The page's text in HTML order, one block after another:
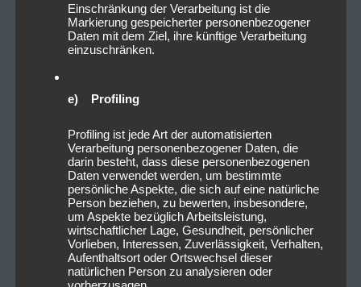
Einschränkung der Verarbeitung ist die
Markierung gespeicherter personenbezogener
Daten mit dem Ziel, ihre künftige Verarbeitung
einzuschränken.
e) Profiling
Profiling ist jede Art der automatisierten
Verarbeitung personenbezogener Daten, die
darin besteht, dass diese personenbezogenen
Daten verwendet werden, um bestimmte
persönliche Aspekte, die sich auf eine natürliche
Person beziehen, zu bewerten, insbesondere,
um Aspekte bezüglich Arbeitsleistung,
wirtschaftlicher Lage, Gesundheit, persönlicher
Vorlieben, Interessen, Zuverlässigkeit, Verhalten,
Aufenthaltsort oder Ortswechsel dieser
natürlichen Person zu analysieren oder